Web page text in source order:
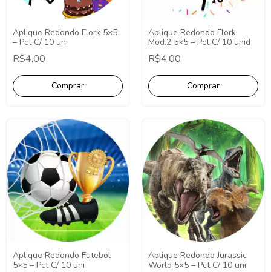
Aplique Redondo Flork 5×5
– Pct C/ 10 uni
R$4,00
Aplique Redondo Flork
Mod.2 5×5 – Pct C/ 10 unid
R$4,00
Aplique Redondo Futebol
5×5 – Pct C/ 10 uni
Aplique Redondo Jurassic
World 5×5 – Pct C/ 10 uni